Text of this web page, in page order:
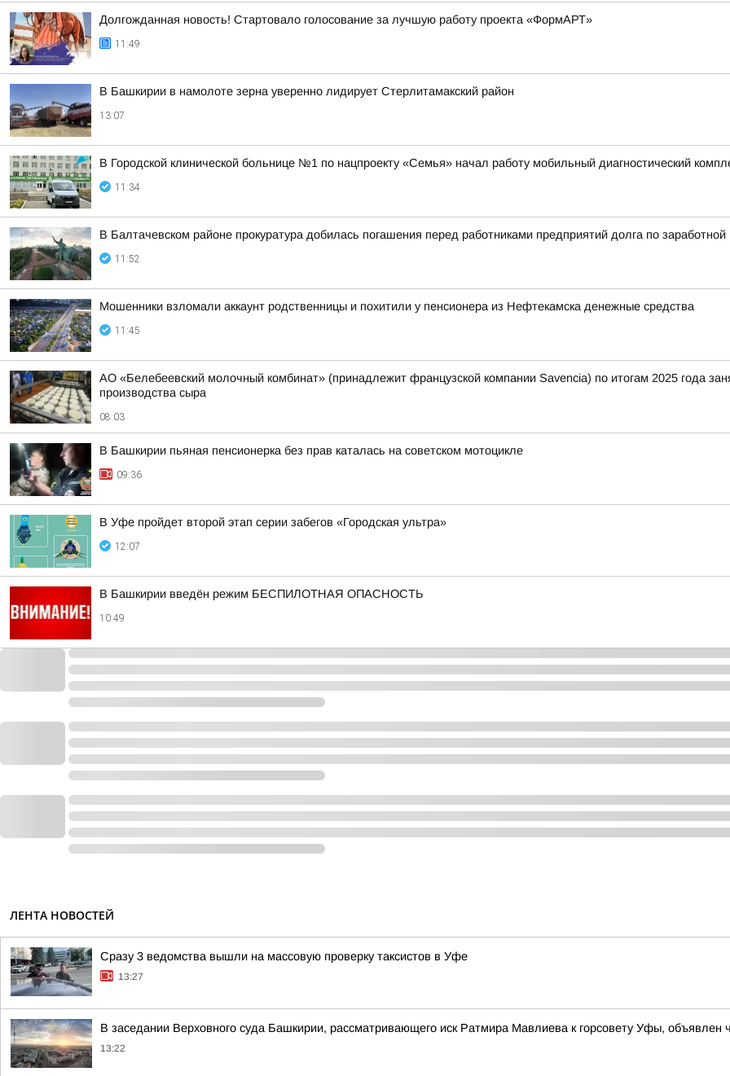
Долгожданная новость! Стартовало голосование за лучшую работу проекта «ФормАРТ»
11:49
В Башкирии в намолоте зерна уверенно лидирует Стерлитамакский район
13:07
В Городской клинической больнице №1 по нацпроекту «Семья» начал работу мобильный диагностический
11:34
В Балтачевском районе прокуратура добилась погашения перед работниками предприятий долга по заработной
11:52
Мошенники взломали аккаунт родственницы и похитили у пенсионера из Нефтекамска денежные средства
11:45
АО «Белебеевский молочный комбинат» (принадлежит французской компании Savencia) по итогам 2025 года
производства сыра
08:03
В Башкирии пьяная пенсионерка без прав каталась на советском мотоцикле
09:36
В Уфе пройдет второй этап серии забегов «Городская ультра»
12:07
В Башкирии введён режим БЕСПИЛОТНАЯ ОПАСНОСТЬ
10:49
ЛЕНТА НОВОСТЕЙ
Сразу 3 ведомства вышли на массовую проверку таксистов в Уфе
13:27
В заседании Верховного суда Башкирии, рассматривающего иск Ратмира Мавлиева к горсовету Уфы, объявлен
13:22